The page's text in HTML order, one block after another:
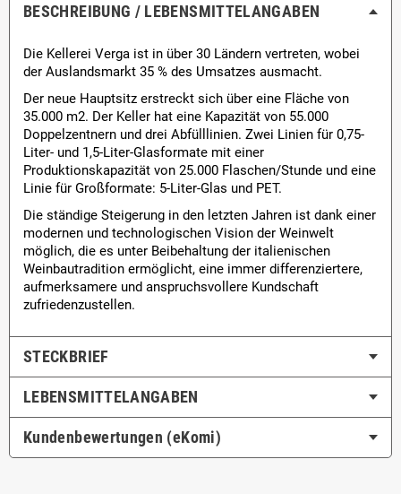
BESCHREIBUNG / LEBENSMITTEL­ANGABEN
Die Kellerei Verga ist in über 30 Ländern vertreten, wobei
der Auslandsmarkt 35 % des Umsatzes ausmacht.
Der neue Hauptsitz erstreckt sich über eine Fläche von
35.000 m2. Der Keller hat eine Kapazität von 55.000
Doppelzentnern und drei Abfülllinien. Zwei Linien für 0,75-
Liter- und 1,5-Liter-Glasformate mit einer
Produktionskapazität von 25.000 Flaschen/Stunde und eine
Linie für Großformate: 5-Liter-Glas und PET.
Die ständige Steigerung in den letzten Jahren ist dank einer
modernen und technologischen Vision der Weinwelt
möglich, die es unter Beibehaltung der italienischen
Weinbautradition ermöglicht, eine immer differenziertere,
aufmerksamere und anspruchsvollere Kundschaft
zufriedenzustellen.
STECKBRIEF
LEBENSMITTEL­ANGABEN
Kundenbewertungen (eKomi)